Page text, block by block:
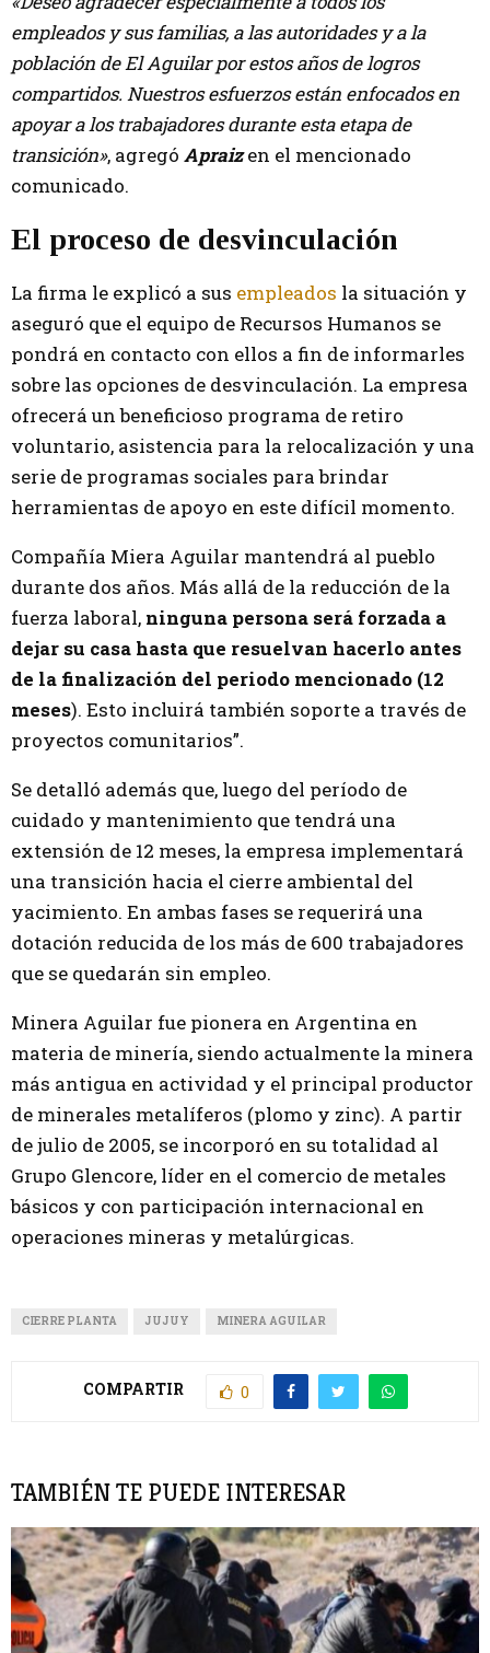
empleados y sus familias, a las autoridades y a la
población de El Aguilar por estos años de logros
compartidos. Nuestros esfuerzos están enfocados en
apoyar a los trabajadores durante esta etapa de
transición», agregó Apraizen el mencionado
comunicado.
El proceso de desvinculación
La firma le explicó a sus empleados la situación y
aseguró que el equipo de Recursos Humanos se
pondrá en contacto con ellos a fin de informarles
sobre las opciones de desvinculación. La empresa
ofrecerá un beneficioso programa de retiro
voluntario, asistencia para la relocalización y una
serie de programas sociales para brindar
herramientas de apoyo en este difícil momento.
Compañía Miera Aguilar mantendrá al pueblo
durante dos años. Más allá de la reducción de la
fuerza laboral, ninguna persona será forzada a
dejar su casa hasta que resuelvan hacerlo antes
de la finalización del periodo mencionado (12
meses). Esto incluirá también soporte a través de
proyectos comunitarios”.
Se detalló además que, luego del período de
cuidado y mantenimiento que tendrá una
extensión de 12 meses, la empresa implementará
una transición hacia el cierre ambiental del
yacimiento. En ambas fases se requerirá una
dotación reducida de los más de 600 trabajadores
que se quedarán sin empleo.
Minera Aguilar fue pionera en Argentina en
materia de minería, siendo actualmente la minera
más antigua en actividad y el principal productor
de minerales metalíferos (plomo y zinc). A partir
de julio de 2005, se incorporó en su totalidad al
Grupo Glencore, líder en el comercio de metales
básicos y con participación internacional en
operaciones mineras y metalúrgicas.
CIERRE PLANTA JUJUY MINERA AGUILAR
COMPARTIR 0
TAMBIÉN TE PUEDE INTERESAR